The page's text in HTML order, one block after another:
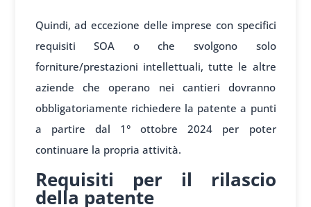
Quindi, ad eccezione delle imprese con specifici
requisiti SOA o che svolgono solo
forniture/prestazioni intellettuali, tutte le altre
aziende che operano nei cantieri dovranno
obbligatoriamente richiedere la patente a punti
a partire dal 1° ottobre 2024 per poter
continuare la propria attività.
Requisiti per il rilascio
della patente